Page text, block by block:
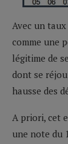
Avec un
comme une
légitime de
dont se
hausse des
A priori, cet
une note du